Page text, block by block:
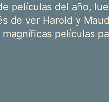
películas del año,
de ver Harold y
películas